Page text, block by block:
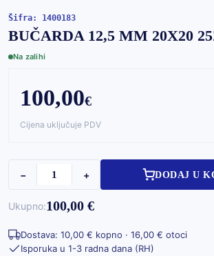
Šifra: 1400183
BUČARDA 12,5 MM 20X20
Na zalihi
100,00€
Cijena uključuje PDV
− + DODAJ U
Ukupno:100,00 €
Dostava: 10,00 € kopno · 16,00 € otoci
Isporuka u 1-3 radna dana (RH)